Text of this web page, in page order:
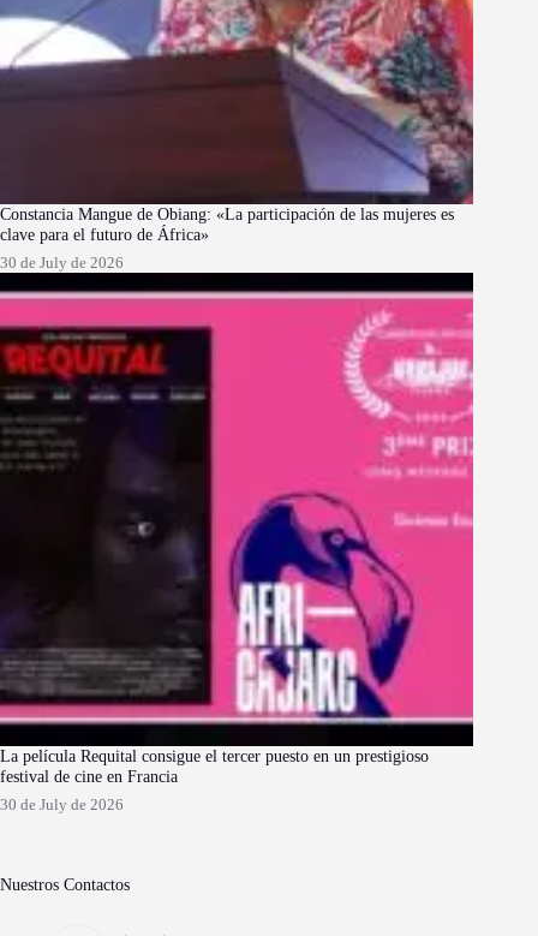
Constancia Mangue de Obiang: «La participación de las mujeres es
clave para el futuro de África»
30 de July de 2026
La película Requital consigue el tercer puesto en un prestigioso
festival de cine en Francia
30 de July de 2026
Nuestros Contactos